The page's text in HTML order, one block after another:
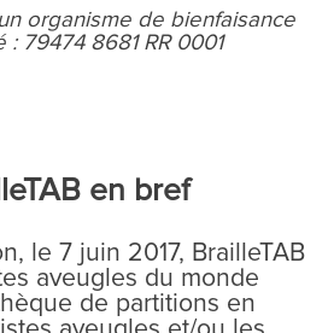
organisme de bienfaisance
: 79474 8681 RR 0001
en bref
le 7 juin 2017, BrailleTAB
aveugles du monde
de partitions en